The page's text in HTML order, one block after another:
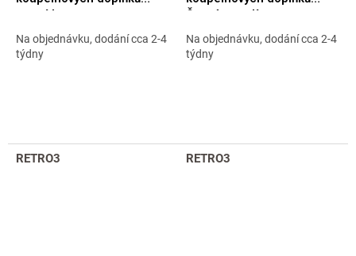
tmavý bronz
Na objednávku, dodání cca 2-4
týdny
Černá metalíza
Na objednávku, dodání cca 2-4
týdny
RETRO3 RETRO3